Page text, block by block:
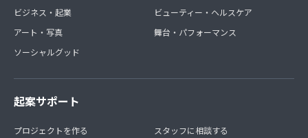
ビジネス・起業
アート・写真
ソーシャルグッド
ビューティー・ヘルスケア
舞台・パフォーマンス
起案サポート
プロジェクトを作る
スタッフに相談する